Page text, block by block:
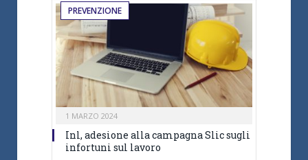
PREVENZIONE
1 MARZO 2024
Inl, adesione alla campagna Slic sugli
infortuni sul lavoro